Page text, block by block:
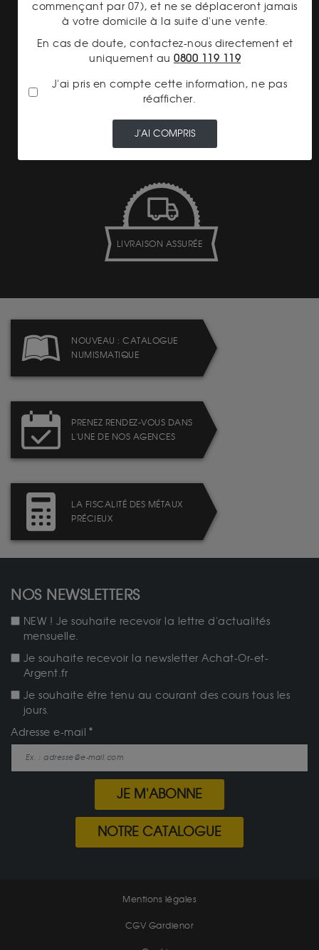
TRANSPARENCE DES
PRIX
PAIEMENT SECURISÉ
LIVRAISON ASSURÉE
NOUVEAU : CATALOGUE
NUMISMATIQUE
PRENEZ RENDEZ-VOUS DANS
L'UNE DE NOS AGENCES
LA FISCALITÉ DES MÉTAUX
PRÉCIEUX
NOS NEWSLETTERS
NEW ! Je souhaite recevoir la lettre d'actualités
mensuelle.
Je souhaite recevoir la newsletter Achat-Or-et-
Argent.fr
Je souhaite être tenu au courant des cours tous les
jours.
Adresse e-mail
JE M'ABONNE
NOTRE CATALOGUE
Mentions légales
CGV Gardienor
commençant par 07), et ne se déplaceront jamais
à votre domicile à la suite d'une vente.
En cas de doute, contactez-nous directement et
uniquement au 0800 119 119
J'ai pris en compte cette information, ne pas
réafficher.
J'AI COMPRIS